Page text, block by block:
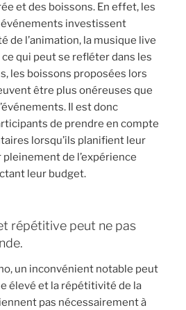
et des boissons. En effet, les
investissent
de l’animation, la musique live
qui peut se refléter dans les
les boissons proposées lors
être plus onéreuses que
Il est donc
de prendre en compte
lorsqu’ils planifient leur
de l’expérience
leur budget.
répétitive peut ne pas
un inconvénient notable peut
élevé et la répétitivité de la
pas nécessairement à